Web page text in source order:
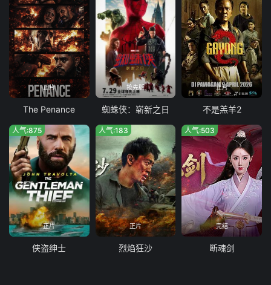
正片
The Penance
抢先版
蜘蛛侠：崭新之日
正片
不是羔羊2
正片
人气:875
侠盗绅士
正片
人气:183
烈焰狂沙
完结
人气:503
断魂剑